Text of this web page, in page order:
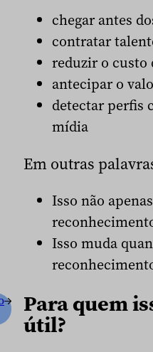
chegar antes
contratar
reduzir o custo
antecipar o
detectar perfis
mídia
Em outras
Isso não
Isso muda
Para quem
útil?